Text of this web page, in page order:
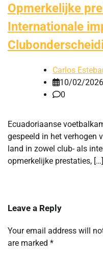
Opmerkelijke
Internationale
Carlos
10/02/2026
0
Ecuadoriaanse
gespeeld in het verhogen
land in zowel club- als
opmerkelijke prestaties, […]
Leave a Reply
Your email address will
are marked *